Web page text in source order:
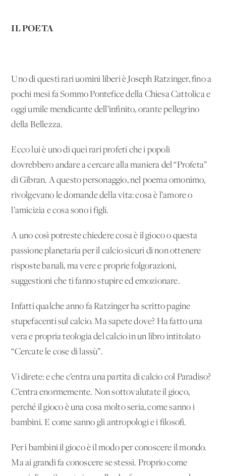
IL POETA
Uno di questi rari uomini liberi è Joseph Ratzinger, fino a
pochi mesi fa Sommo Pontefice della Chiesa Cattolica e
oggi umile mendicante dell’infinito, orante pellegrino
della Bellezza.
Ecco lui è uno di quei rari profeti che i popoli
dovrebbero andare a cercare alla maniera del “Profeta”
di Gibran. A questo personaggio, nel poema omonimo,
rivolgevano le domande della vita: cosa è l’amore o
l’amicizia e cosa sono i figli.
A uno così potreste chiedere cosa è il gioco o questa
passione planetaria per il calcio sicuri di non ottenere
risposte banali, ma vere e proprie folgorazioni,
suggestioni che ti fanno stupire ed emozionare.
Infatti qualche anno fa Ratzinger ha scritto pagine
stupefacenti sul calcio. Ma sapete dove? Ha fatto una
vera e propria teologia del calcio in un libro intitolato
“Cercate le cose di lassù”.
Vi direte: e che c’entra una partita di calcio col Paradiso?
C’entra enormemente. Non sottovalutate il gioco,
perché il gioco è una cosa molto seria, come sanno i
bambini. E come sanno gli antropologi e i filosofi.
Per i bambini il gioco è il modo per conoscere il mondo.
Ma ai grandi fa conoscere se stessi. Proprio come